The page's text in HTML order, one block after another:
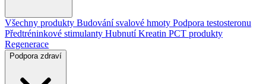
Všechny produkty Budování svalové hmoty Podpora testosteronu
Předtréninkové stimulanty HubnutíKreatin PCT produkty
Regenerace
Podpora zdraví